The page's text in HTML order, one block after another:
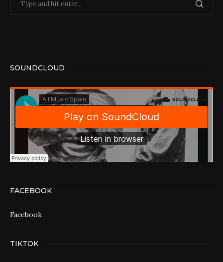
SOUNDCLOUD
FACEBOOK
Facebook
TIKTOK